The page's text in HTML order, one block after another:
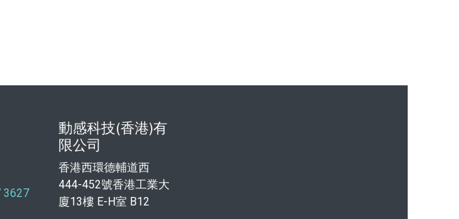
3627
動感科技(香港)有
限公司
香港西環德輔道西
444-452號香港工業大
廈13樓 E-H室 B12